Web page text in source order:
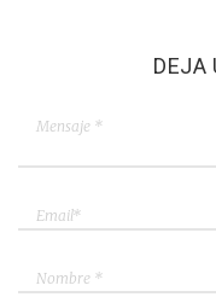
DEJA